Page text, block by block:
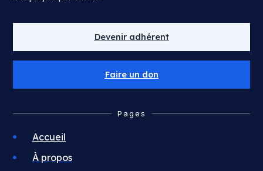
Devenir adhérent
Faire un don
Pages
Accueil
À propos